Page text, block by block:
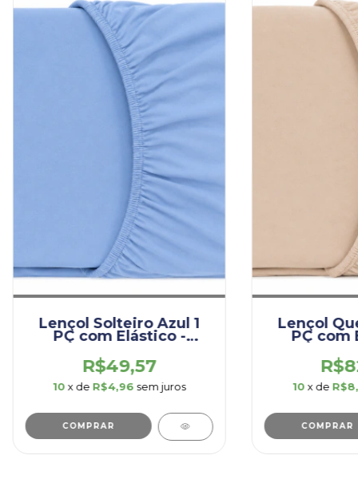
Lençol Solteiro Azul 1
PÇ com Elástico -
(LES001.PRI.AZU)
R$49,57
10 x de R$4,96 sem juros
COMPRAR
Lençol
PÇ com
10 x de
COMPRAR